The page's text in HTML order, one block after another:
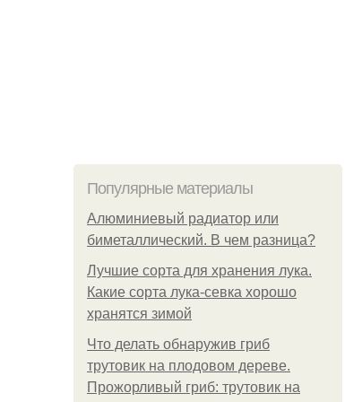
Популярные материалы
Алюминиевый радиатор или
биметаллический. В чем разница?
Лучшие сорта для хранения лука.
Какие сорта лука-севка хорошо
хранятся зимой
Что делать обнаружив гриб
трутовик на плодовом дереве.
Прожорливый гриб: трутовик на